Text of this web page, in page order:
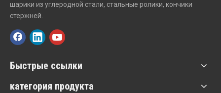
шарики из углеродной стали, стальные ролики, кончики
стержней.
Быстрые ссылки
категория продукта